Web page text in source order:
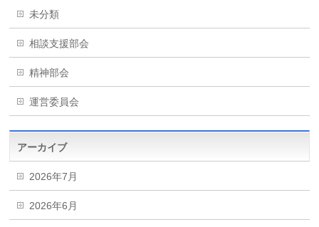
未分類
相談支援部会
精神部会
運営委員会
アーカイブ
2026年7月
2026年6月